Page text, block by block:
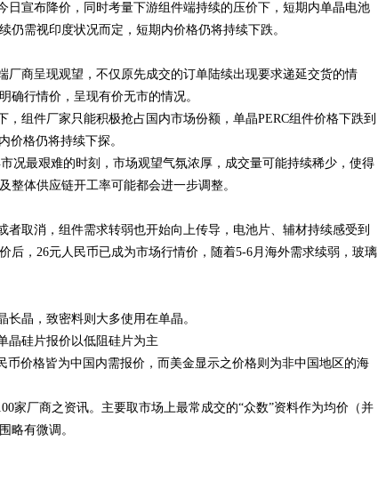
日宣布降价，同时考量下游组件端持续的压价下，短期内单晶电池
仍需视印度状况而定，短期内价格仍将持续下跌。
厂商呈现观望，不仅原先成交的订单陆续出现要求递延交货的情
确行情价，呈现有价无市的情况。
，组件厂家只能积极抢占国内市场份额，单晶PERC组件价格下跌到
价格仍将持续下探。
况最艰难的时刻，市场观望气氛浓厚，成交量可能持续稀少，使得
整体供应链开工率可能都会进一步调整。
者取消，组件需求转弱也开始向上传导，电池片、辅材持续感受到
后，26元人民币已成为市场行情价，随着5-6月海外需求续弱，玻璃
晶，致密料则大多使用在单晶。
晶硅片报价以低阻硅片为主
币价格皆为中国内需报价，而美金显示之价格则为非中国地区的海
家厂商之资讯。主要取市场上最常成交的“众数”资料作为均价（并
略有微调。